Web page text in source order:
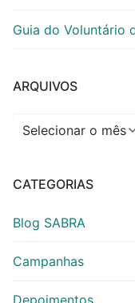
Guia do Voluntário
ARQUIVOS
Arquivos
CATEGORIAS
Blog SABRA
Campanhas